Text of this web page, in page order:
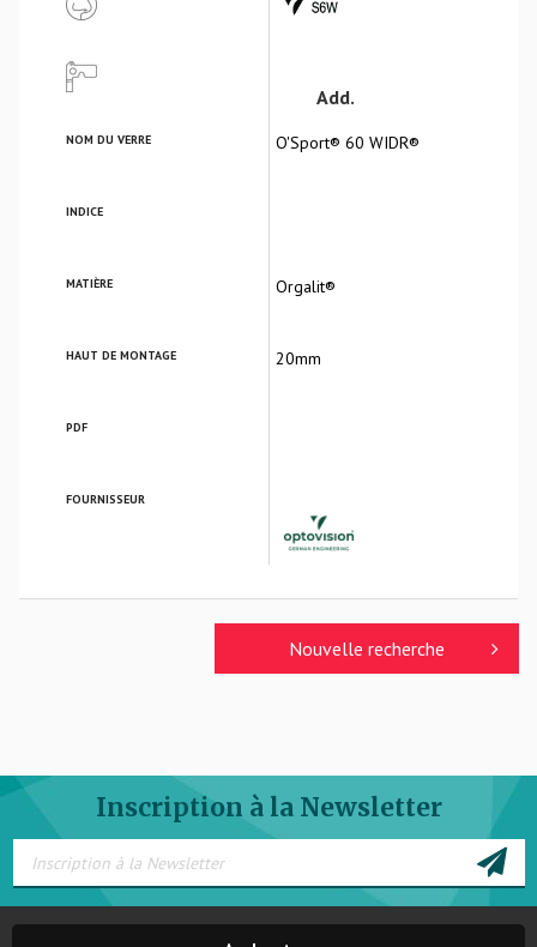
Add.
NOM DU VERRE O'Sport® 60 WIDR®
INDICE
MATIÈRE Orgalit®
HAUT DE MONTAGE 20mm
PDF
FOURNISSEUR
Nouvelle recherche
Inscription à la Newsletter